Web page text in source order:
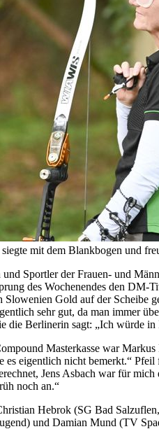
mit dem Blankbogen und
Sportler der Frauen- und
des Wochenendes den
Gold auf der Scheibe
sehr gut, da man immer
die Berlinerin sagt: „Ich würde
Masterkasse war
es eigentlich nicht bemerkt.“
Jens Asbach war für
noch an.“
Hebrok (SG Bad
und Damian Mund (TV